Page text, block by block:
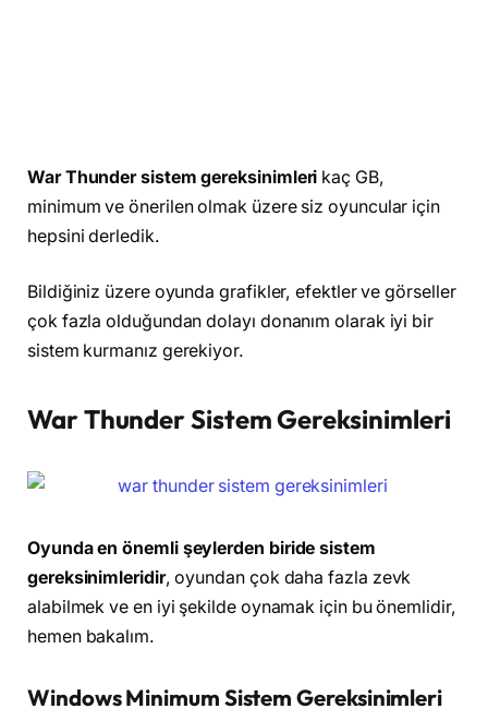
War Thunder sistem gereksinimleri kaç GB,
minimum ve önerilen olmak üzere siz oyuncular için
hepsini derledik.
Bildiğiniz üzere oyunda grafikler, efektler ve görseller
çok fazla olduğundan dolayı donanım olarak iyi bir
sistem kurmanız gerekiyor.
War Thunder Sistem Gereksinimleri
Oyunda en önemli şeylerden biride sistem
gereksinimleridir, oyundan çok daha fazla zevk
alabilmek ve en iyi şekilde oynamak için bu önemlidir,
hemen bakalım.
Windows Minimum Sistem Gereksinimleri